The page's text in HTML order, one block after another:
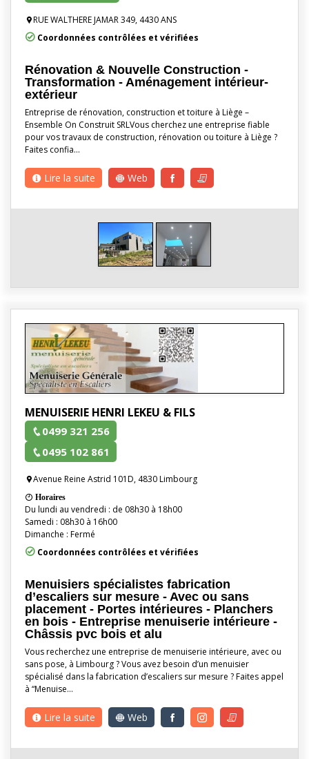
RUE WALTHERE JAMAR 349, 4430 ANS
Coordonnées contrôlées et vérifiées
Rénovation & Nouvelle Construction -
Transformation - Aménagement intérieur-
extérieur
Entreprise de rénovation, construction et toiture à Liège –
Ensemble On Construit SRLVous cherchez une entreprise fiable
pour vos travaux de construction, rénovation ou toiture à Liège ?
Faites confia…
Lire la suite Web
MENUISERIE HENRI LEKEU & FILS
0499 321 256
0495 102 861
Avenue Reine Astrid 101D, 4830 Limbourg
Horaires
Du lundi au vendredi : de 08h30 à 18h00
Samedi : 08h30 à 16h00
Dimanche : Fermé
Coordonnées contrôlées et vérifiées
Menuisiers spécialistes fabrication
d’escaliers sur mesure - Avec ou sans
placement - Portes intérieures - Planchers
en bois - Entreprise menuiserie intérieure -
Châssis pvc bois et alu
Vous recherchez une entreprise de menuiserie intérieure, avec ou
sans pose, à Limbourg ? Vous avez besoin d’un menuisier
spécialisé dans la fabrication d’escaliers sur mesure ? Faites appel
à “Menuise…
Lire la suite Web